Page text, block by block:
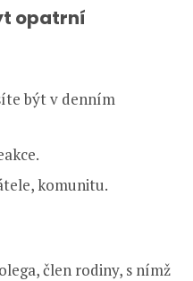
opatrní
být v denním
komunitu.
člen rodiny, s nímž